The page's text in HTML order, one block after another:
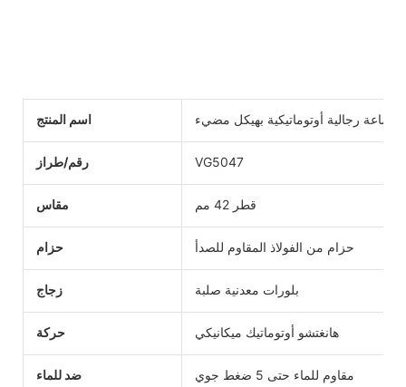
اسم المنتج ساعة رجالية أوتوماتيكية بهيكل مضيء
رقم/طراز VG5047
مقاس قطر 42 مم
حزام حزام من الفولاذ المقاوم للصدأ
زجاج بلورات معدنية صلبة
حركة هانغتشو أوتوماتيك ميكانيكي
ضد للماء مقاوم للماء حتى 5 ضغط جوي